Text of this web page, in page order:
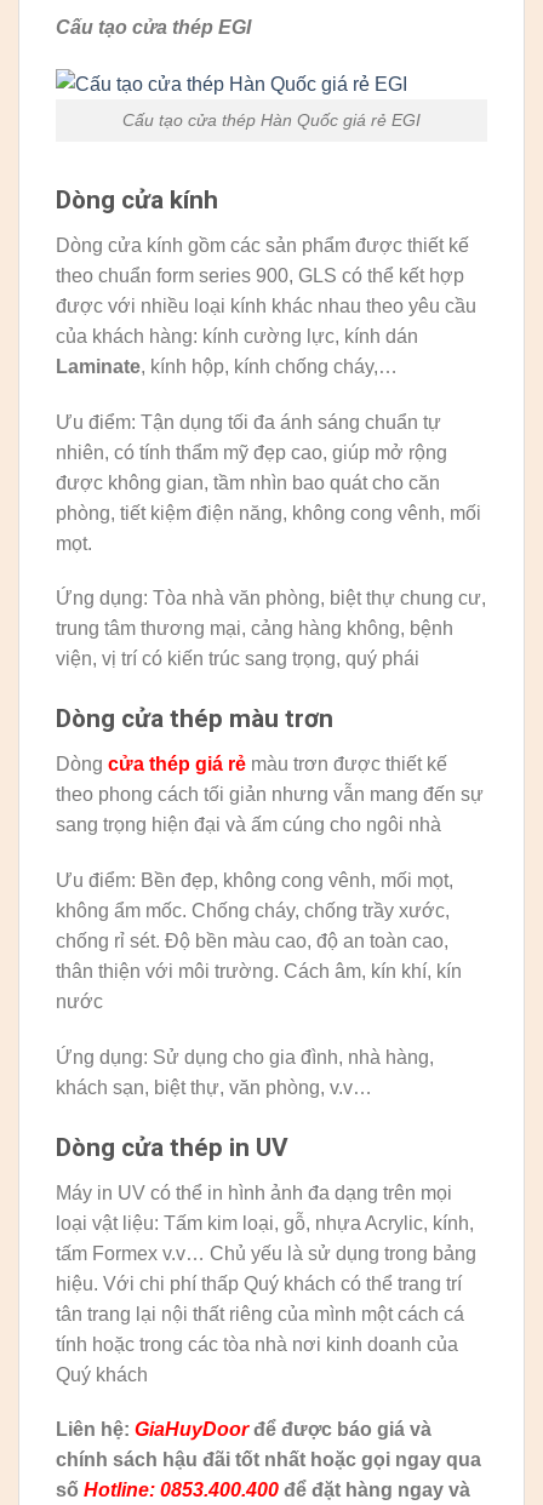
Cấu tạo cửa thép EGI
Cấu tạo cửa thép Hàn Quốc giá rẻ EGI
Dòng cửa kính
Dòng cửa kính gồm các sản phẩm được thiết kế
theo chuẩn form series 900, GLS có thể kết hợp
được với nhiều loại kính khác nhau theo yêu cầu
của khách hàng: kính cường lực, kính dán
Laminate, kính hộp, kính chống cháy,…
Ưu điểm: Tận dụng tối đa ánh sáng chuẩn tự
nhiên, có tính thẩm mỹ đẹp cao, giúp mở rộng
được không gian, tầm nhìn bao quát cho căn
phòng, tiết kiệm điện năng, không cong vênh, mối
mọt.
Ứng dụng: Tòa nhà văn phòng, biệt thự chung cư,
trung tâm thương mại, cảng hàng không, bệnh
viện, vị trí có kiến trúc sang trọng, quý phái
Dòng cửa thép màu trơn
Dòng cửa thép giá rẻ màu trơn được thiết kế
theo phong cách tối giản nhưng vẫn mang đến sự
sang trọng hiện đại và ấm cúng cho ngôi nhà
Ưu điểm: Bền đẹp, không cong vênh, mối mọt,
không ẩm mốc. Chống cháy, chống trầy xước,
chống rỉ sét. Độ bền màu cao, độ an toàn cao,
thân thiện với môi trường. Cách âm, kín khí, kín
nước
Ứng dụng: Sử dụng cho gia đình, nhà hàng,
khách sạn, biệt thự, văn phòng, v.v…
Dòng cửa thép in UV
Máy in UV có thể in hình ảnh đa dạng trên mọi
loại vật liệu: Tấm kim loại, gỗ, nhựa Acrylic, kính,
tấm Formex v.v… Chủ yếu là sử dụng trong bảng
hiệu. Với chi phí thấp Quý khách có thể trang trí
tân trang lại nội thất riêng của mình một cách cá
tính hoặc trong các tòa nhà nơi kinh doanh của
Quý khách
Liên hệ: GiaHuyDoorđể được báo giá và
chính sách hậu đãi tốt nhất hoặc gọi ngay qua
số Hotline: 0853.400.400 để đặt hàng ngay và